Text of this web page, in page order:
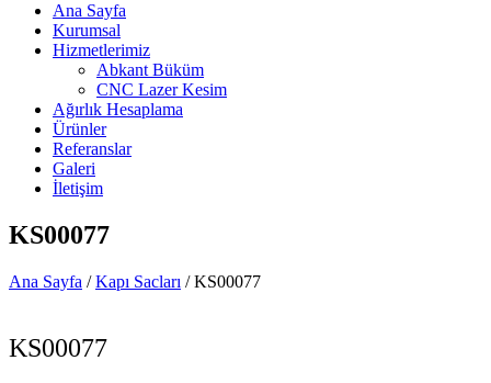
Ana Sayfa
Kurumsal
Hizmetlerimiz
Abkant Büküm
CNC Lazer Kesim
Ağırlık Hesaplama
Ürünler
Referanslar
Galeri
İletişim
KS00077
Ana Sayfa /Kapı Sacları / KS00077
KS00077